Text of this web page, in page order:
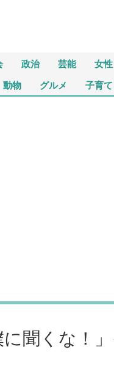
政治 芸能 女性
動物 グルメ 子育
に聞くな！